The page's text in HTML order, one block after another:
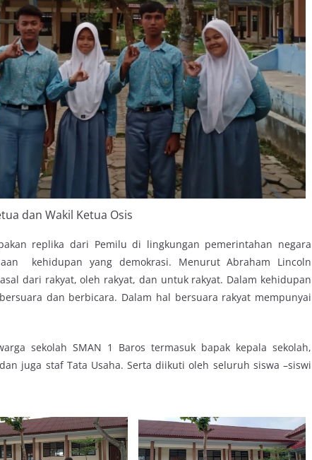
dan Wakil Ketua Osis
replika dari Pemilu di lingkungan pemerintahan negara
kehidupan yang demokrasi. Menurut Abraham Lincoln
dari rakyat, oleh rakyat, dan untuk rakyat. Dalam kehidupan
dan berbicara. Dalam hal bersuara rakyat mempunyai
sekolah SMAN 1 Baros termasuk bapak kepala sekolah,
juga staf Tata Usaha. Serta diikuti oleh seluruh siswa –siswi